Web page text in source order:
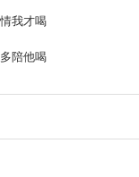
我才喝
陪他喝